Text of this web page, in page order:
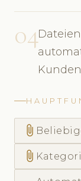
04
attach_file
attach_file